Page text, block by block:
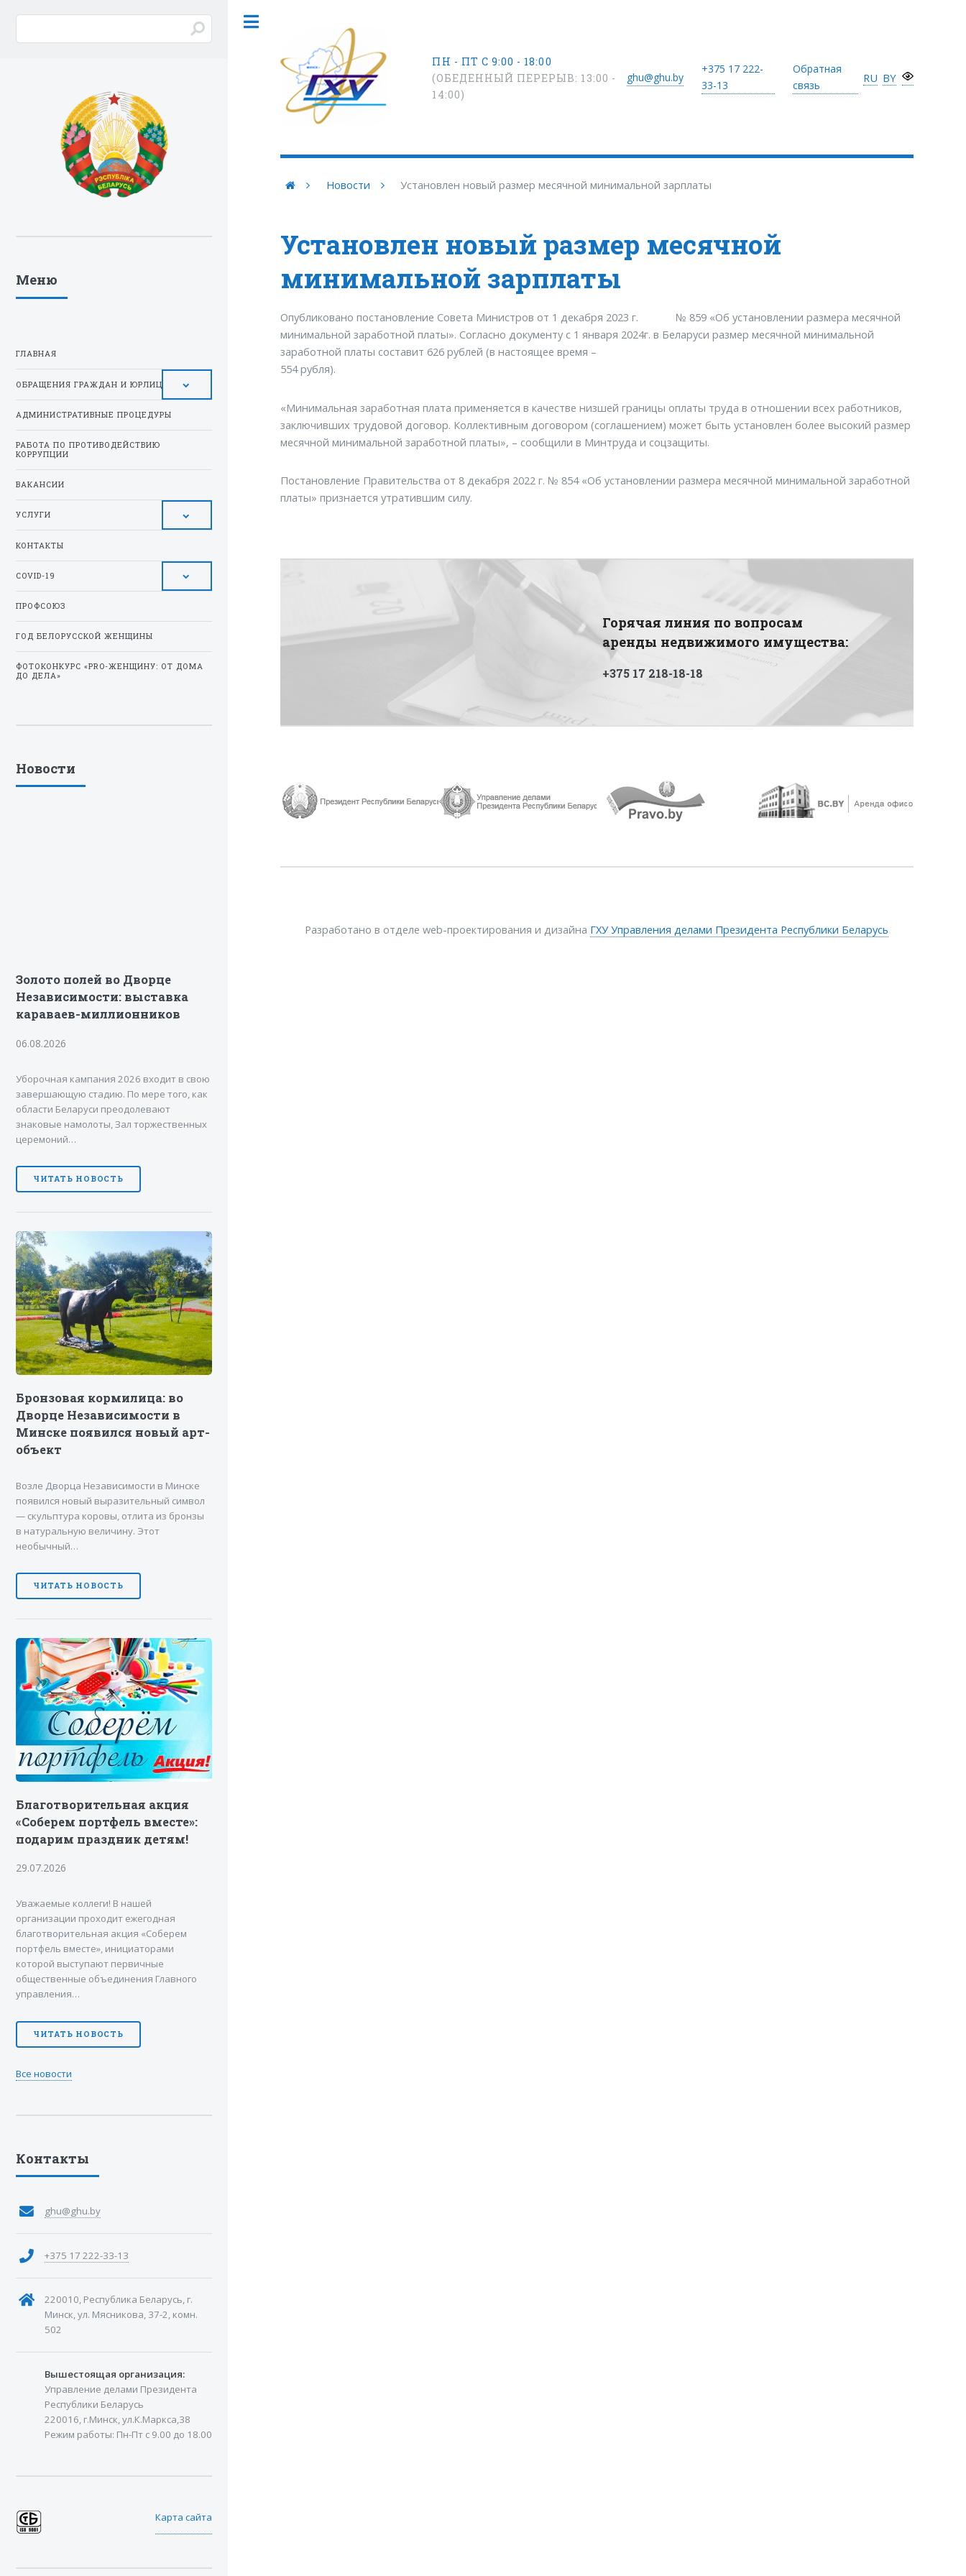
ПН - ПТ С 9:00 - 18:00
(ОБЕДЕННЫЙ ПЕРЕРЫВ: 13:00 -
14:00)
ghu@ghu.by
+375 17 222-
33-13
Обратная
связь
RU BY
Новости Установлен новый размер месячной минимальной зарплаты
Установлен новый размер месячной
минимальной зарплаты
Опубликовано постановление Совета Министров от 1 декабря 2023 г. № 859 «Об установлении размера месячной
минимальной заработной платы». Согласно документу с 1 января 2024г. в Беларуси размер месячной минимальной
заработной платы составит 626 рублей (в настоящее время –
554 рубля).
«Минимальная заработная плата применяется в качестве низшей границы оплаты труда в отношении всех работников,
заключивших трудовой договор. Коллективным договором (соглашением) может быть установлен более высокий размер
месячной минимальной заработной платы», – сообщили в Минтруда и соцзащиты.
Постановление Правительства от 8 декабря 2022 г. № 854 «Об установлении размера месячной минимальной заработной
платы» признается утратившим силу.
Горячая линия по вопросам
аренды недвижимого имущества:
+375 17 218-18-18
Разработано в отделе web-проектирования и дизайна ГХУ Управления делами Президента Республики Беларусь
Меню
ГЛАВНАЯ
ОБРАЩЕНИЯ ГРАЖДАН И ЮРЛИЦ
АДМИНИСТРАТИВНЫЕ ПРОЦЕДУРЫ
РАБОТА ПО ПРОТИВОДЕЙСТВИЮ
КОРРУПЦИИ
ВАКАНСИИ
УСЛУГИ
КОНТАКТЫ
COVID-19
ПРОФСОЮЗ
ГОД БЕЛОРУССКОЙ ЖЕНЩИНЫ
ФОТОКОНКУРС «PRO-ЖЕНЩИНУ: ОТ ДОМА
ДО ДЕЛА»
Новости
Золото полей во Дворце
Независимости: выставка
караваев-миллионников
06.08.2026
Уборочная кампания 2026 входит в свою
завершающую стадию. По мере того, как
области Беларуси преодолевают
знаковые намолоты, Зал торжественных
церемоний…
ЧИТАТЬ НОВОСТЬ
Бронзовая кормилица: во
Дворце Независимости в
Минске появился новый арт-
объект
Возле Дворца Независимости в Минске
появился новый выразительный символ
— скульптура коровы, отлита из бронзы
в натуральную величину. Этот
необычный…
ЧИТАТЬ НОВОСТЬ
Благотворительная акция
«Соберем портфель вместе»:
подарим праздник детям!
29.07.2026
Уважаемые коллеги! В нашей
организации проходит ежегодная
благотворительная акция «Соберем
портфель вместе», инициаторами
которой выступают первичные
общественные объединения Главного
управления…
ЧИТАТЬ НОВОСТЬ
Все новости
Контакты
ghu@ghu.by
+375 17 222-33-13
220010, Республика Беларусь, г.
Минск, ул. Мясникова, 37-2, комн.
502
Вышестоящая организация:
Управление делами Президента
Республики Беларусь
220016, г.Минск, ул.К.Маркса,38
Режим работы: Пн-Пт с 9.00 до 18.00
Карта сайта